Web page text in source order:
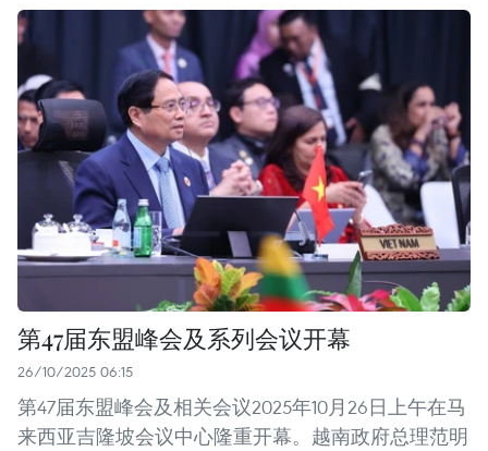
第47届东盟峰会及系列会议开幕
26/10/2025 06:15
第47届东盟峰会及相关会议2025年10月26日上午在马
来西亚吉隆坡会议中心隆重开幕。越南政府总理范明